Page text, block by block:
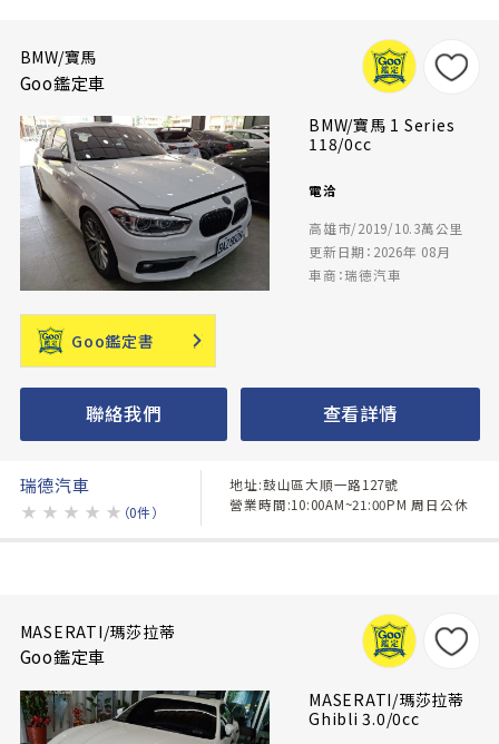
BMW/寶馬
Goo鑑定車
BMW/寶馬 1 Series
118/0cc
電洽
高雄市/2019/10.3萬公里
更新日期：2026年 08月
車商：瑞德汽車
Goo鑑定書
聯絡我們 查看詳情
瑞德汽車
★ ★ ★ ★ ★ （0件）
地址:鼓山區大順一路127號
營業時間:10:00AM~21:00PM 周日公休
MASERATI/瑪莎拉蒂
Goo鑑定車
MASERATI/瑪莎拉蒂
Ghibli 3.0/0cc